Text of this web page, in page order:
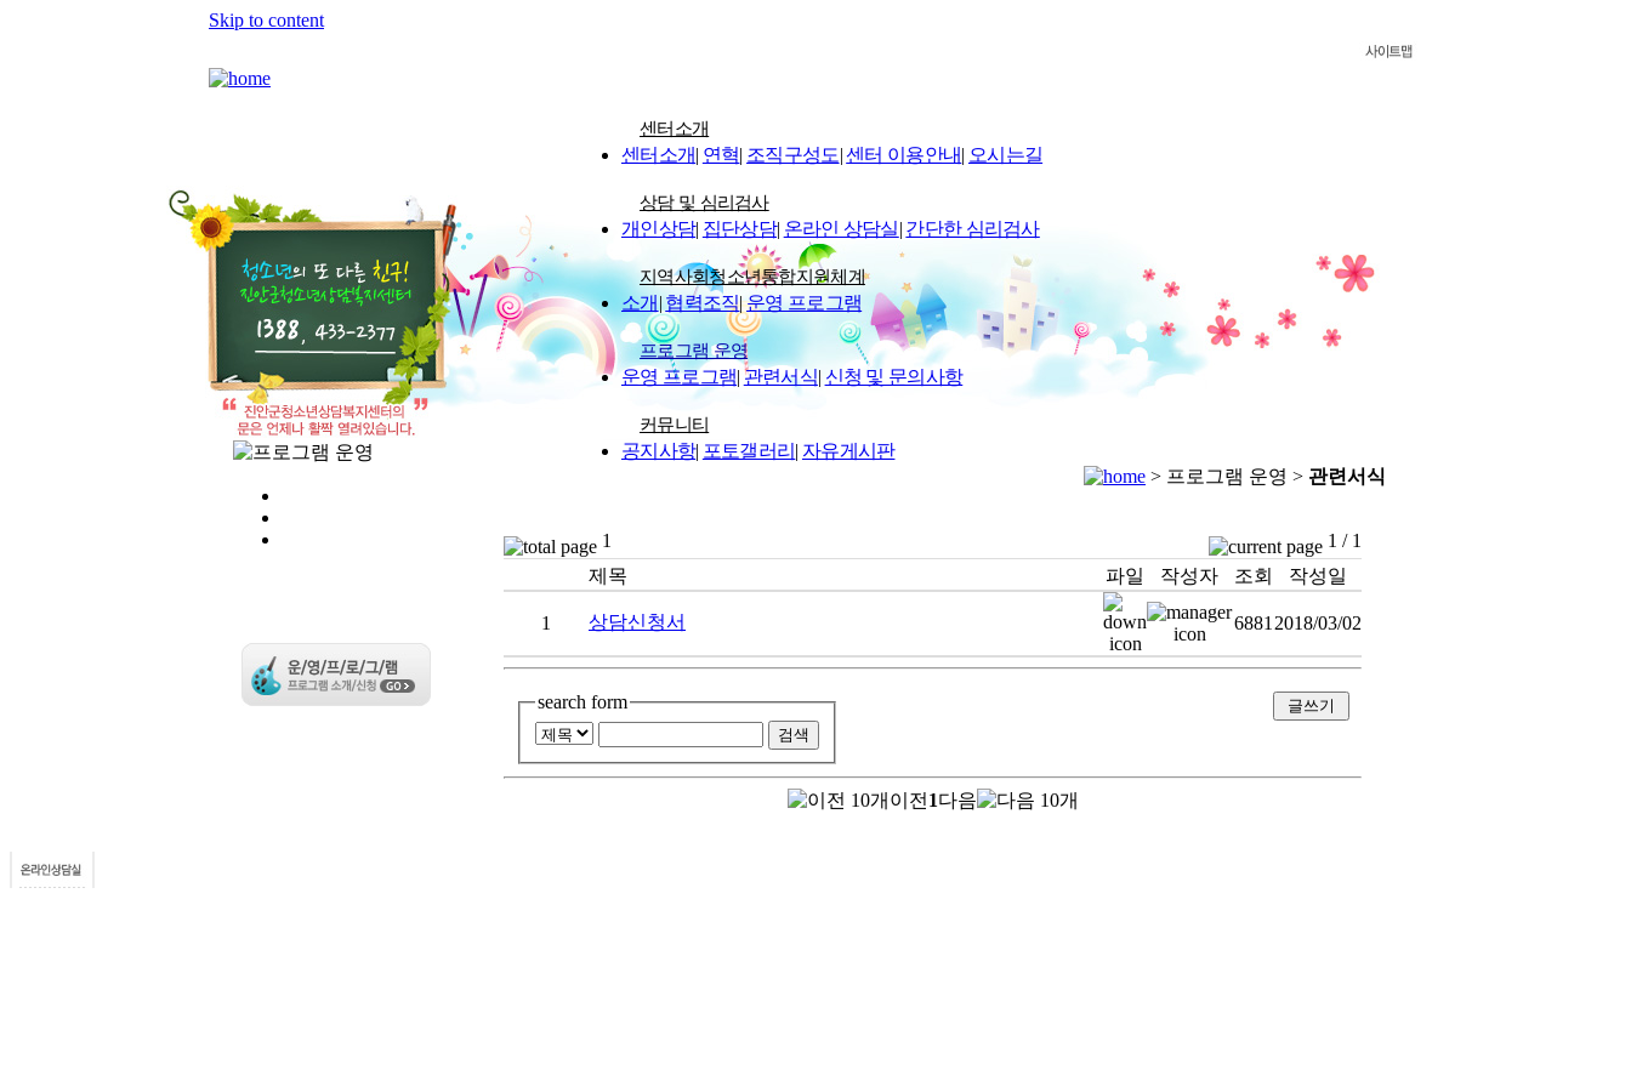
Skip to content
센터소개
센터소개| 연혁| 조직구성도|센터 이용안내| 오시는길
상담 및 심리검사
개인상담| 집단상담| 온라인 상담실| 간단한 심리검사
지역사회청소년통합지원체계
소개| 협력조직|운영 프로그램
프로그램 운영
운영 프로그램| 관련서식| 신청 및 문의사항
커뮤니티
공지사항| 포토갤러리 | 자유게시판
> 프로그램 운영 > 관련서식
1
1 / 1
제목 파일 작성자 조회 작성일
1 상담신청서 6881 2018/03/02
search form
이전 1다음